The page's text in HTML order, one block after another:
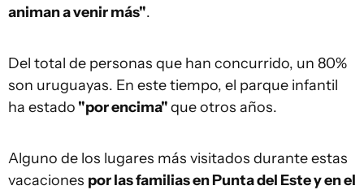
animan a venir más".
Del total de personas que han concurrido, un 80%
son uruguayas. En este tiempo, el parque infantil
ha estado "por encima"que otros años.
Alguno de los lugares más visitados durante estas
vacaciones por las familias en Punta del Este y en el